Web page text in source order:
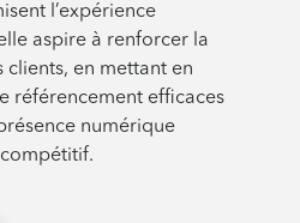
l’expérience
aspire à renforcer la
clients, en mettant en
référencement efficaces
numérique